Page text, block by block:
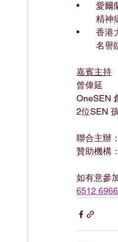
•	愛
精
•	香
名
嘉賓主持
曾偉延
OneSEN
2位SEN
聯合主辦
贊助機構：
如有意參
6512 6966